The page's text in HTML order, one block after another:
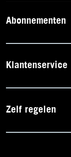
Abonnementen
Klantenservice
Zelf regelen